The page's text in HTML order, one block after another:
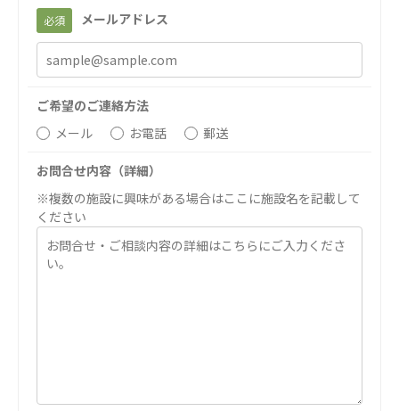
ならしの共生クリニック
こうのすナーシングホーム共生園
あげお共生の家
西京都クリニック
洛西 西京都クリニック
桂寿の郷
訪問看護ステーション秋桜
上桂の郷
ファミリエール吉祥院
必須 メールアドレス
ご希望のご連絡方法
メール
お電話 郵送
お問合せ内容（詳細）
※複数の施設に興味がある場合はここに施設名を記載して
ください